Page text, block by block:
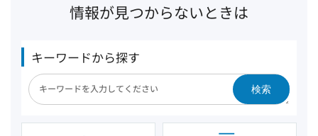
情報が見つからないときは
キーワードから探す
検索